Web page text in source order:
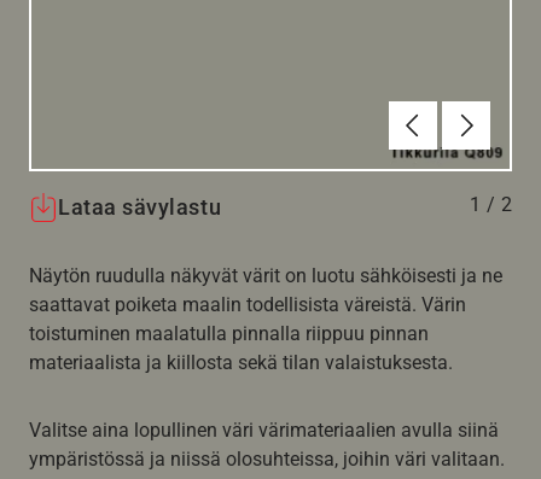
Edellinen
Lataa sävylastu 1 / 2
Näytön ruudulla näkyvät värit on luotu sähköisesti ja ne
saattavat poiketa maalin todellisista väreistä. Värin
toistuminen maalatulla pinnalla riippuu pinnan
materiaalista ja kiillosta sekä tilan valaistuksesta.
Valitse aina lopullinen väri värimateriaalien avulla siinä
ympäristössä ja niissä olosuhteissa, joihin väri valitaan.